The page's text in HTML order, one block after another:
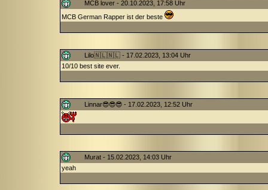
MCB lover - 20.10.2023, 17:58 Uhr
MCB German Rapper ist der beste
Lilo🇳🇱🇳🇱 - 17.02.2023, 13:04 Uhr
10/10 best site ever.
Linnar😎😎😎 - 17.02.2023, 12:52 Uhr
Murat - 15.02.2023, 14:03 Uhr
yeah